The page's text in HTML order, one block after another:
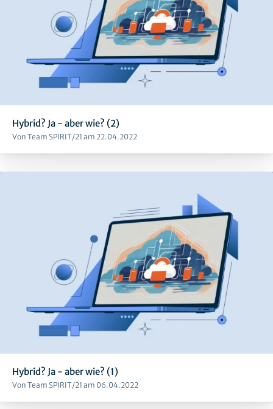
Hybrid? Ja - aber wie? (2)
Von Team SPIRIT/21 am 22.04.2022
Hybrid? Ja - aber wie? (1)
Von Team SPIRIT/21 am 06.04.2022